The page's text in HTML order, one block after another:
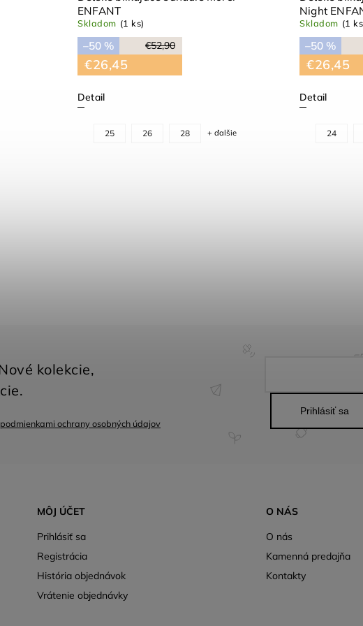
ENFANT
Skladom (1 ks)
€52,90
–50 %
€26,45
Detail
25 26 28 + ďalšie
Night
Skladom (1
–50 %
€26,45
Detail
24
MÔJ ÚČET
Prihlásiť sa
Registrácia
História objednávok
Vrátenie objednávky
podmienkami ochrany osobných údajov
Prihlásiť sa
O NÁS
O nás
Kamenná predajňa
Kontakty